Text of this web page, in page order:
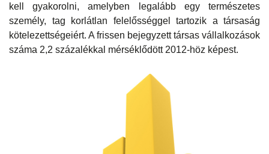
kell gyakorolni, amelyben legalább egy természetes
személy, tag korlátlan felelősséggel tartozik a társaság
kötelezettségeiért. A frissen bejegyzett társas vállalkozások
száma 2,2 százalékkal mérséklődött 2012-höz képest.